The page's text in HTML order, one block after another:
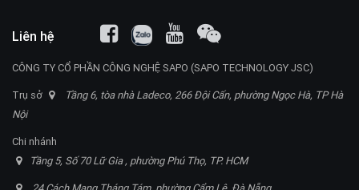
Liên hệ
CÔNG TY CỔ PHẦN CÔNG NGHỆ SAPO (SAPO TECHNOLOGY JSC)
Trụ sở
Tầng 6, tòa nhà Ladeco, 266 Đội Cấn, phường Ngọc Hà, TP Hà
Nội
Chi nhánh
Tầng 5, Số 70 Lữ Gia , phường Phú Thọ, TP. HCM